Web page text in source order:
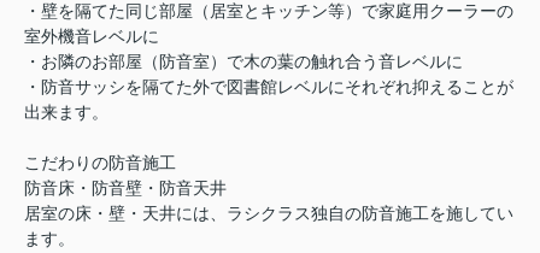
・壁を隔てた同じ部屋（居室とキッチン等）で家庭用クーラーの
室外機音レベルに
・お隣のお部屋（防音室）で木の葉の触れ合う音レベルに
・防音サッシを隔てた外で図書館レベルにそれぞれ抑えることが
出来ます。
こだわりの防音施工
防音床・防音壁・防音天井
居室の床・壁・天井には、ラシクラス独自の防音施工を施してい
ます。